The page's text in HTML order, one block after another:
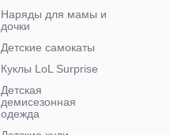
Наряды для мамы и
дочки
Детские самокаты
Куклы LoL Surprise
Детская
демисезонная
одежда